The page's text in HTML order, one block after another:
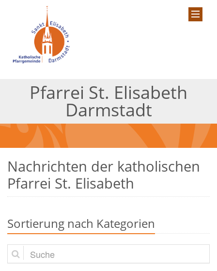
Pfarrei St. Elisabeth
Darmstadt
Nachrichten der katholischen
Pfarrei St. Elisabeth
Sortierung nach Kategorien
Suche